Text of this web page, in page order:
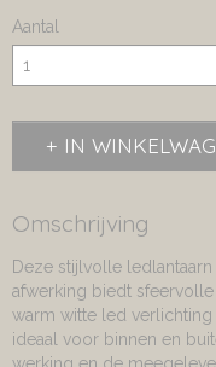
Aantal
IN
Omschrijving
Deze stijlvolle
afwerking biedt
warm witte led
ideaal voor binnen en